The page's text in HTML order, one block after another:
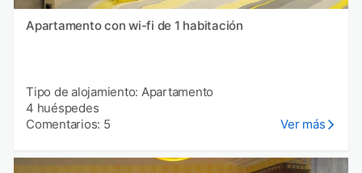
Apartamento con wi-fi de 1 habitación
Tipo de alojamiento: Apartamento
4 huéspedes
Comentarios: 5
Ver más